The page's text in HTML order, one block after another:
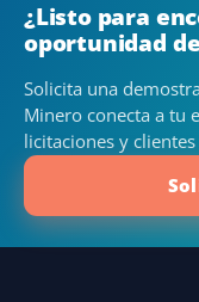
¿Listo para
oportunidad
Solicita una
Minero conecta a tu
licitaciones y